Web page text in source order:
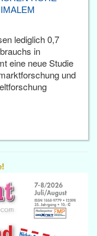
lediglich 0,7
in
eine neue Studie
und